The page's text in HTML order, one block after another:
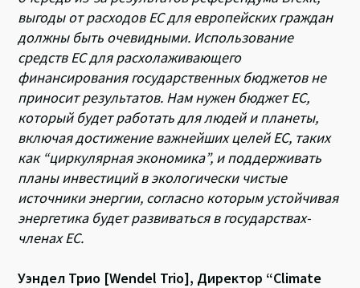
выгоды от расходов ЕС для европейских граждан
должны быть очевидными. Использование
средств ЕС для расхолаживающего
финансирования государственных бюджетов не
приносит результатов. Нам нужен бюджет ЕС,
который будет работать для людей и планеты,
включая достижение важнейших целей ЕС, таких
как “циркулярная экономика”, и поддерживать
планы инвестиций в экологически чистые
источники энергии, согласно которым устойчивая
энергетика будет развиваться в государствах-
членах ЕС.
Уэндел Трио [Wendel Trio], Директор “Climate